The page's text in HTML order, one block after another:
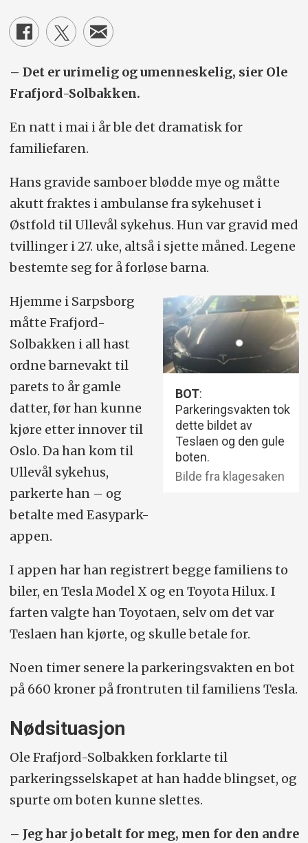
– Det er urimelig og umenneskelig, sier Ole
Frafjord-Solbakken.
En natt i mai i år ble det dramatisk for
familiefaren.
Hans gravide samboer blødde mye og måtte
akutt fraktes i ambulanse fra sykehuset i
Østfold til Ullevål sykehus. Hun var gravid med
tvillinger i 27. uke, altså i sjette måned. Legene
bestemte seg for å forløse barna.
BOT:
Parkeringsvakten tok
dette bildet av
Teslaen og den gule
boten.
Bilde fra klagesaken
Hjemme i Sarpsborg
måtte Frafjord-
Solbakken i all hast
ordne barnevakt til
parets to år gamle
datter, før han kunne
kjøre etter innover til
Oslo. Da han kom til
Ullevål sykehus,
parkerte han – og
betalte med Easypark-
appen.
I appen har han registrert begge familiens to
biler, en Tesla Model X og en Toyota Hilux. I
farten valgte han Toyotaen, selv om det var
Teslaen han kjørte, og skulle betale for.
Noen timer senere la parkeringsvakten en bot
på 660 kroner på frontruten til familiens Tesla.
Nødsituasjon
Ole Frafjord-Solbakken forklarte til
parkeringsselskapet at han hadde blingset, og
spurte om boten kunne slettes.
– Jeg har jo betalt for meg, men for den andre